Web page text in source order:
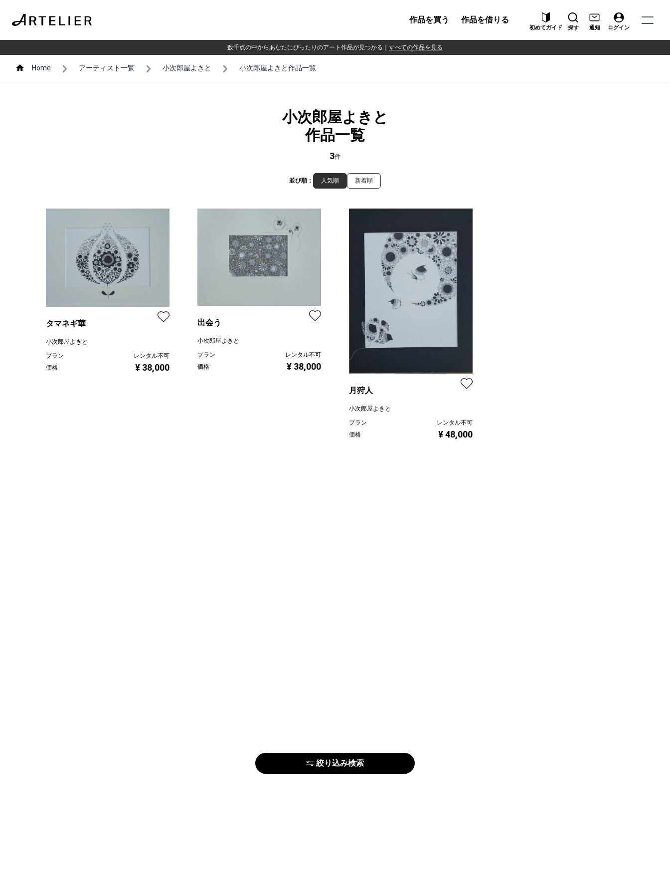
作品を買う 作品を借りる
初めてガイド 探す 通知 ログイン
数千点の中からあなたにぴったりのアート作品が見つかる すべての作品を見る
Home アーティスト一覧 小次郎屋よきと 小次郎屋よきと作品一覧
小次郎屋よきと
作品一覧
3件
並び順： 人気順 新着順
タマネギ華
小次郎屋よきと
プラン
レンタル不可
価格
¥ 38,000
出会う
小次郎屋よきと
プラン
レンタル不可
価格
¥ 38,000
月狩人
小次郎屋よきと
プラン
レンタル不可
価格
¥ 48,000
絞り込み検索